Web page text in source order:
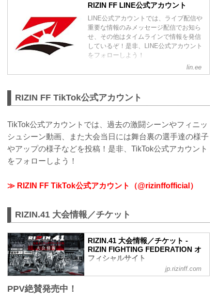
RIZIN FF LINE公式アカウント
LINE公式アカウントでは、ライブ配信や
重要な情報のみメッセージ配信でお知ら
せ、その他はタイムラインで情報を発信
しているぞ！是非、LINE公式アカウント
をフォローしよう！
lin.ee
RIZIN FF TikTok公式アカウント
TikTok公式アカウントでは、過去の激闘シーンやフィニッ
シュシーン動画、また大会当日には舞台裏の選手達の様子
やアップの様子などを投稿！是非、TikTok公式アカウント
をフォローしよう！
≫ RIZIN FF TikTok公式アカウント（@rizinffofficial）
RIZIN.41 大会情報／チケット
RIZIN.41 大会情報／チケット -
RIZIN FIGHTING FEDERATION オ
フィシャルサイト
jp.rizinff.com
PPV絶賛発売中！